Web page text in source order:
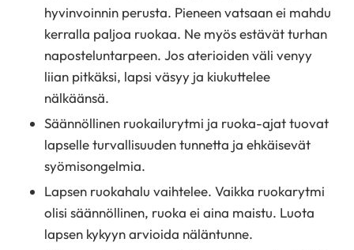
hyvinvoinnin perusta. Pieneen vatsaan ei mahdu
kerralla paljoa ruokaa. Ne myös estävät turhan
naposteluntarpeen. Jos aterioiden väli venyy
liian pitkäksi, lapsi väsyy ja kiukuttelee
nälkäänsä.
Säännöllinen ruokailurytmi ja ruoka-ajat tuovat
lapselle turvallisuuden tunnetta ja ehkäisevät
syömisongelmia.
Lapsen ruokahalu vaihtelee. Vaikka ruokarytmi
olisi säännöllinen, ruoka ei aina maistu. Luota
lapsen kykyyn arvioida näläntunne.